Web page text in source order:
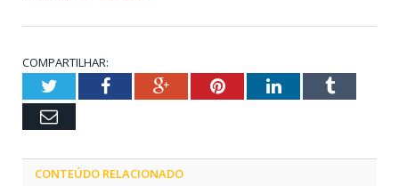
COMPARTILHAR:
TwitterFacebookGoogle+PinterestLinkedInTumblr
Email
CONTEÚDO RELACIONADO